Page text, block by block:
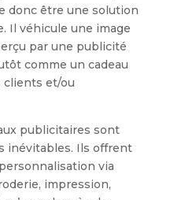
donc être une solution
Il véhicule une image
par une publicité
comme un cadeau
clients et/ou
publicitaires sont
inévitables. Ils offrent
via
impression,